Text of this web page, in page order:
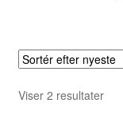
Viser 2 resultater